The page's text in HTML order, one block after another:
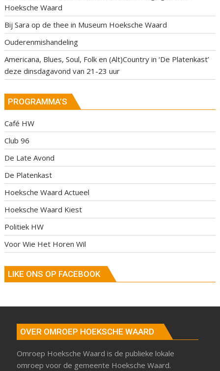
Hoeksche Waard
Bij Sara op de thee in Museum Hoeksche Waard
Ouderenmishandeling
Americana, Blues, Soul, Folk en (Alt)Country in ‘De Platenkast’
deze dinsdagavond van 21-23 uur
PROGRAMMA’S
Café HW
Club 96
De Late Avond
De Platenkast
Hoeksche Waard Actueel
Hoeksche Waard Kiest
Politiek HW
Voor Wie Het Horen Wil
LIKE ONS OP FACEBOOK
OVER OMROEP HOEKSCHE WAARD
Omroep Hoeksche Waard is de publieke lokale
omroep voor de gemeente Hoeksche Waard.